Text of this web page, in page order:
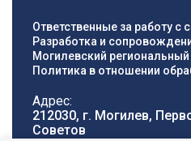
Ответственные за работу с
Разработка и
Могилевский
Политика в отношении
Адрес:
212030, г. Могилев,
Cоветов